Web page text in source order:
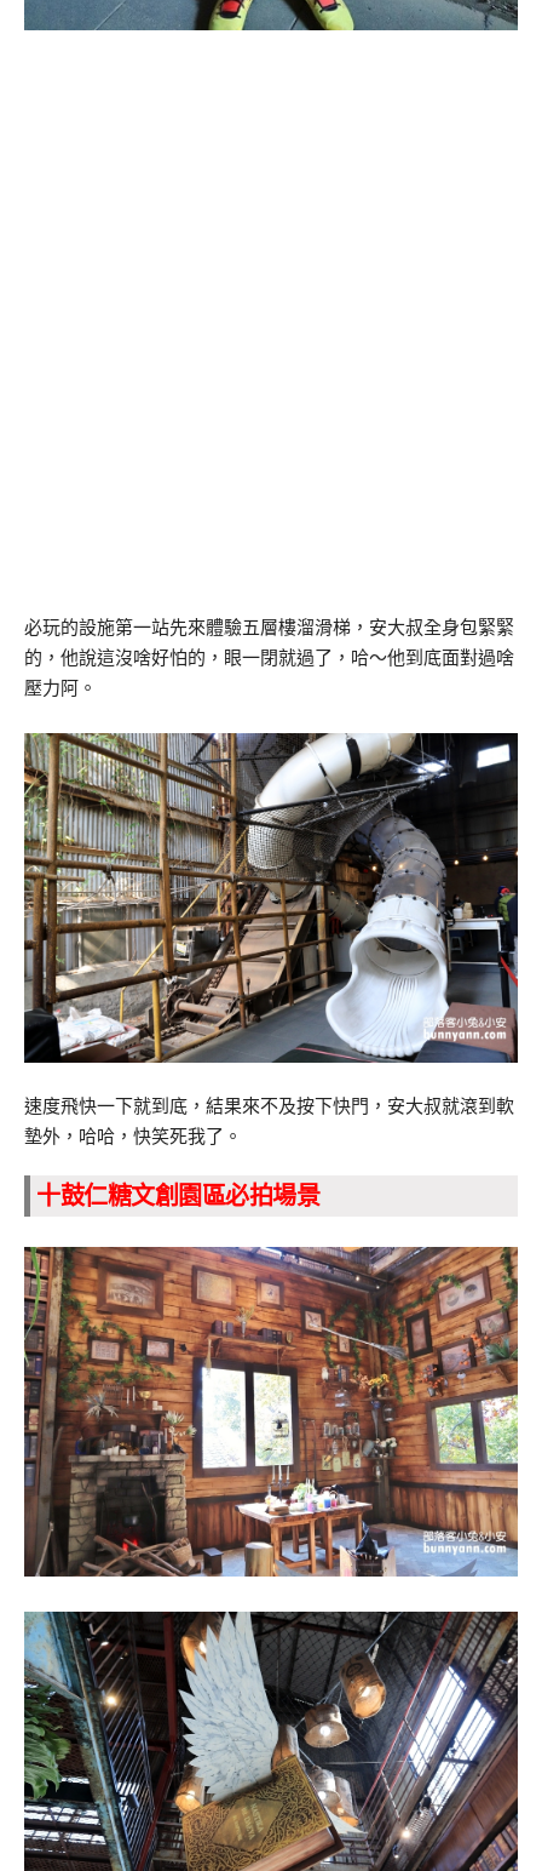
必玩的設施第一站先來體驗五層樓溜滑梯，安大叔全身包緊緊
的，他說這沒啥好怕的，眼一閉就過了，哈～他到底面對過啥
壓力阿。
速度飛快一下就到底，結果來不及按下快門，安大叔就滾到軟
墊外，哈哈，快笑死我了。
十鼓仁糖文創園區必拍場景